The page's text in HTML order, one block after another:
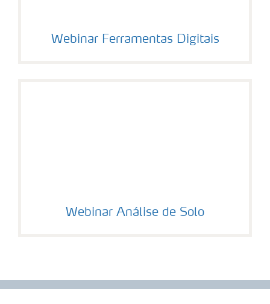
Webinar Ferramentas Digitais
Webinar Análise de Solo